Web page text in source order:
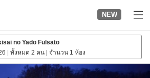
NEW
no Yado Fulsato
ทั้งหมด 2 คน จำนวน 1 ห้อง